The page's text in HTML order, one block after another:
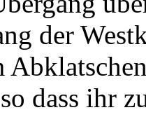
der
dass ihr